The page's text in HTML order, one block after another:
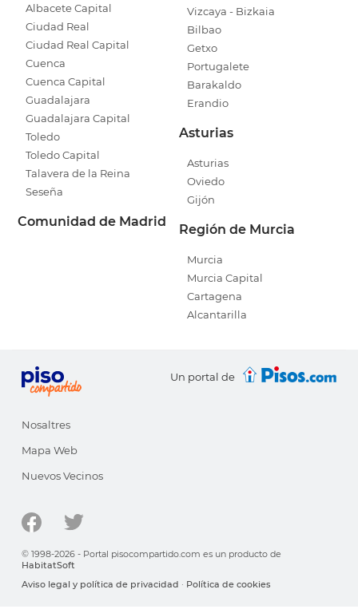
Albacete Capital
Ciudad Real
Ciudad Real Capital
Cuenca
Cuenca Capital
Guadalajara
Guadalajara Capital
Toledo
Toledo Capital
Talavera de la Reina
Seseña
Comunidad de Madrid
Vizcaya - Bizkaia
Bilbao
Getxo
Portugalete
Barakaldo
Erandio
Asturias
Asturias
Oviedo
Gijón
Región de Murcia
Murcia
Murcia Capital
Cartagena
Alcantarilla
Un portal de
Nosaltres
Mapa Web
Nuevos Vecinos
© 1998-2026 - Portal pisocompartido.com es un producto de
HabitatSoft
Aviso legal y política de privacidad · Política de cookies